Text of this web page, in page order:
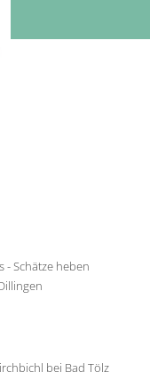
- Schätze heben
bei Bad Tölz